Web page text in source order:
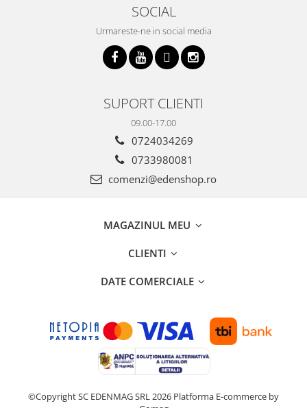
SOCIAL
Urmareste-ne in social media
SUPORT CLIENTI
09.00-17.00
0724034269
0733980081
comenzi@edenshop.ro
MAGAZINUL MEU
CLIENTI
DATE COMERCIALE
©Copyright SC EDENMAG SRL 2026 Platforma E-commerce by